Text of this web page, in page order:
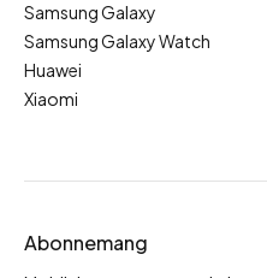
Samsung Galaxy
Samsung Galaxy Watch
Huawei
Xiaomi
Abonnemang